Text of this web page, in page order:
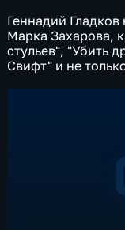
Геннадий
Марка Захарова,
стульев", "Убить
Свифт" и не